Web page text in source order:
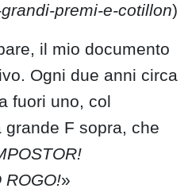
premi-e-cotillon)
il mio documento
Ogni due anni circa
fuori uno, col
F sopra, che
ROGO!»